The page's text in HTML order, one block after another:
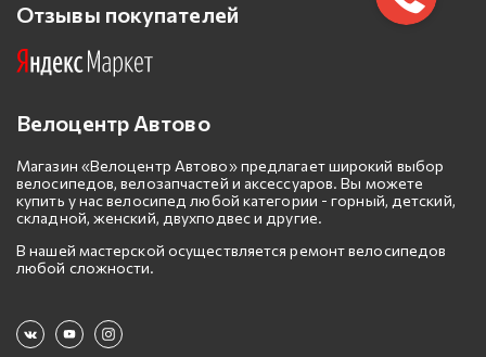
Отзывы покупателей
Велоцентр Автово
Магазин «Велоцентр Автово» предлагает широкий выбор
велосипедов, велозапчастей и аксессуаров. Вы можете
купить у нас велосипед любой категории - горный, детский,
складной, женский, двухподвес и другие.
В нашей мастерской осуществляется ремонт велосипедов
любой сложности.